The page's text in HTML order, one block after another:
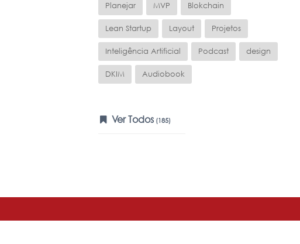
Planejar MVP Blokchain
Lean Startup Layout Projetos
Inteligência Artificial Podcast design
DKIM Audiobook
Ver Todos(185)